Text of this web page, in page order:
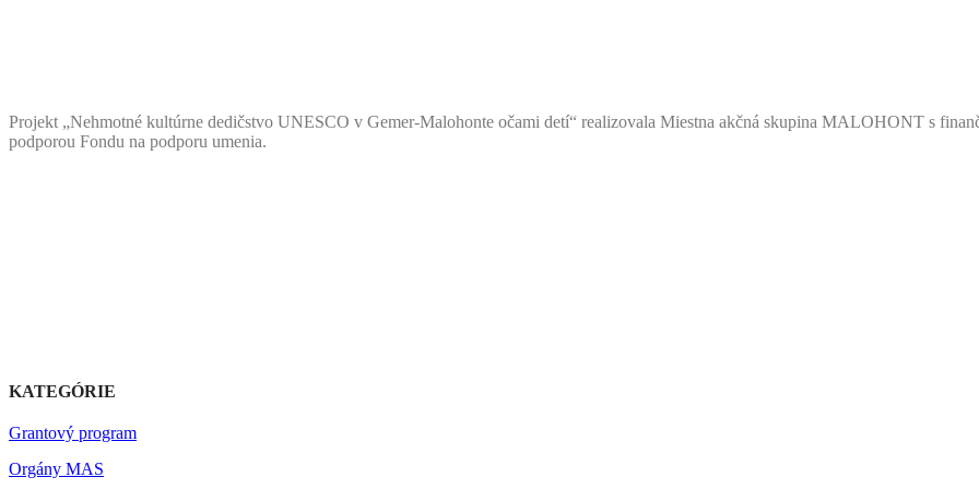
Projekt „Nehmotné kultúrne dedičstvo UNESCO v Gemer-Malohonte očami detí“ realizovala Miestna akčná skupina MALOHONT s
podporou Fondu na podporu umenia.
KATEGÓRIE
Grantový program
Orgány MAS